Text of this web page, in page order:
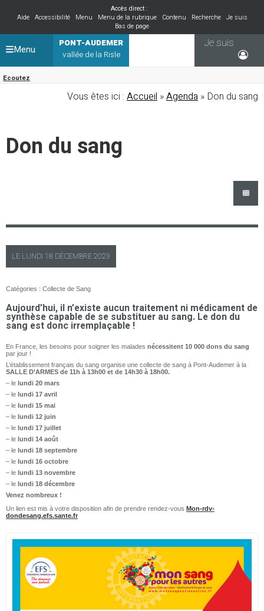
Accès direct :
Aide
Accessibilité Menu Menu de la rubrique Contenu Recherche
Je suis
Bas de page
PONT-AUDEMER
vallée de la Risle
Ecoutez
Je suis
Menu
Vous êtes ici : Accueil »Agenda » Don du sang
Don du sang
LE LUNDI 18 DÉCEMBRE 2023
Catégories : Collecte de Sang
Aujourd’hui, il n’existe aucun traitement ni médicament de
synthèse capable de se substituer au sang. Le don du
sang est donc irremplaçable !
En France, les besoins pour soigner les malades nécessitent 10 000 dons du sang
par jour !
L’établissement français du sang organise une collecte de sang à Pont-Audemer à la
SALLE D’ARMES de 11h à 13h00 et de 14h30 à 18h00.
– le lundi 20 mars
– le lundi 17 avril
– le lundi 15 mai
– le lundi 12 juin
– le lundi 17 juillet
– le lundi 14 août
– le lundi 18 septembre
– le lundi 16 octobre
– le lundi 13 novembre
– le lundi 18 décembre
Venez nombreux !
Un lien est mis à votre disposition afin de prendre rendez-vous Mon-rdv-
dondesang.efs.sante.fr